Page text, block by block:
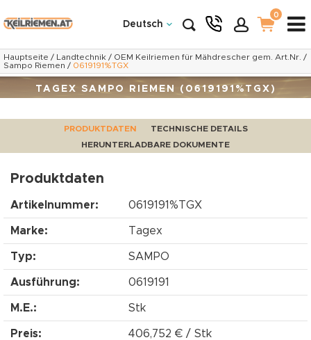
Deutsch
0
Hauptseite / Landtechnik / OEM Keilriemen für Mähdrescher gem. Art.Nr. /
Sampo Riemen / 0619191%TGX
TAGEX SAMPO RIEMEN (0619191%TGX)
PRODUKTDATEN
TECHNISCHE DETAILS
HERUNTERLADBARE DOKUMENTE
Produktdaten
Artikelnummer: 0619191%TGX
Marke: Tagex
Typ: SAMPO
Ausführung: 0619191
M.E.: Stk
Preis: 406,752 € / Stk